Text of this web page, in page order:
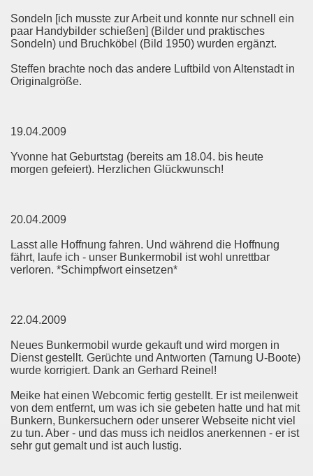
Sondeln [ich musste zur Arbeit und konnte nur schnell ein
paar Handybilder schießen] (Bilder und praktisches
Sondeln) und Bruchköbel (Bild 1950) wurden ergänzt.
Steffen brachte noch das andere Luftbild von Altenstadt in
Originalgröße.
19.04.2009
Yvonne hat Geburtstag (bereits am 18.04. bis heute
morgen gefeiert). Herzlichen Glückwunsch!
20.04.2009
Lasst alle Hoffnung fahren. Und während die Hoffnung
fährt, laufe ich - unser Bunkermobil ist wohl unrettbar
verloren. *Schimpfwort einsetzen*
22.04.2009
Neues Bunkermobil wurde gekauft und wird morgen in
Dienst gestellt. Gerüchte und Antworten (Tarnung U-Boote)
wurde korrigiert. Dank an Gerhard Reinel!
Meike hat einen Webcomic fertig gestellt. Er ist meilenweit
von dem entfernt, um was ich sie gebeten hatte und hat mit
Bunkern, Bunkersuchern oder unserer Webseite nicht viel
zu tun. Aber - und das muss ich neidlos anerkennen - er ist
sehr gut gemalt und ist auch lustig.